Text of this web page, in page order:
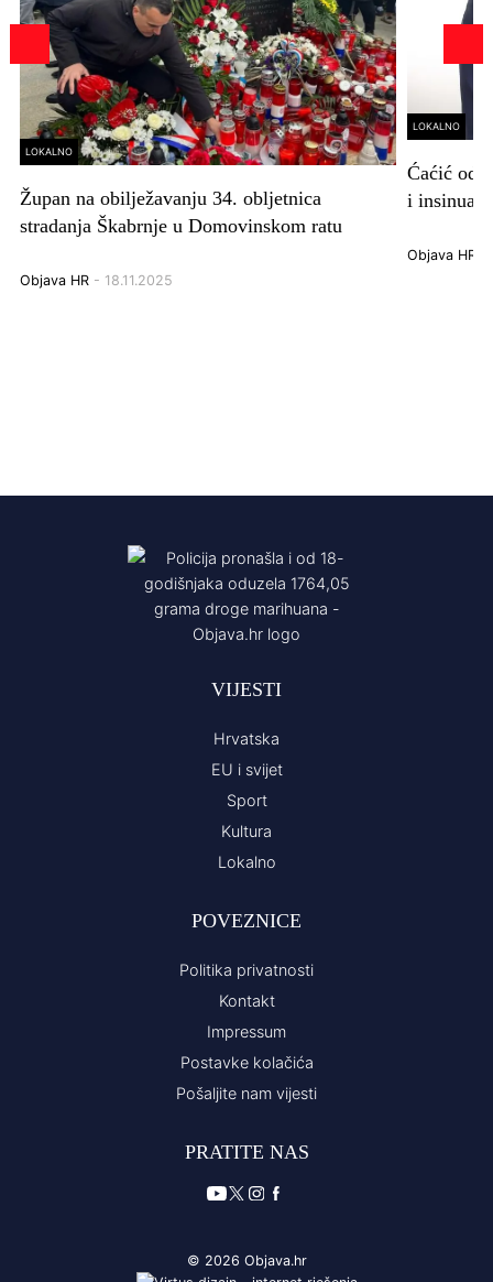
LOKALNO
Župan na obilježavanju 34. obljetnica
stradanja Škabrnje u Domovinskom ratu
Objava HR - 18.11.2025
LOKALNO
Ćaćić
i
Objava HR
VIJESTI
Hrvatska
EU i svijet
Sport
Kultura
Lokalno
POVEZNICE
Politika privatnosti
Kontakt
Impressum
Postavke kolačića
Pošaljite nam vijesti
PRATITE NAS
© 2026 Objava.hr